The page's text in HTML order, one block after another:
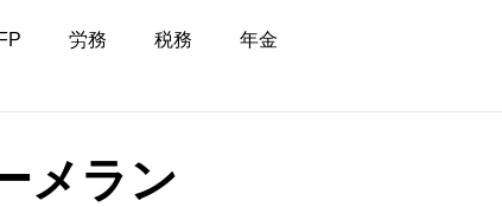
FP 労務 税務 年金
メラン